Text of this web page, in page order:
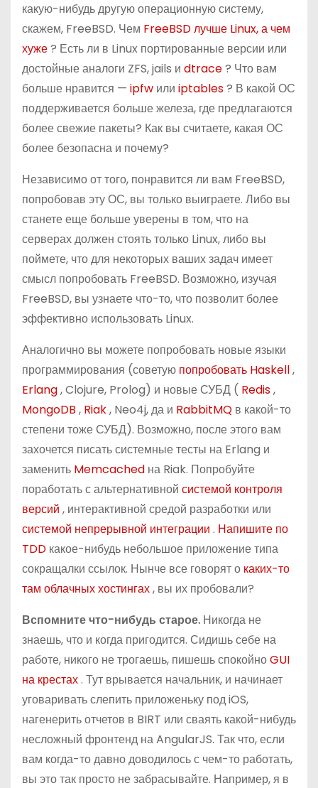
какую-нибудь другую операционную систему,
скажем, FreeBSD. Чем FreeBSD лучше Linux, а чем
хуже? Есть ли в Linux портированные версии или
достойные аналоги ZFS, jails и dtrace? Что вам
больше нравится — ipfw или iptables? В какой ОС
поддерживается больше железа, где предлагаются
более свежие пакеты? Как вы считаете, какая ОС
более безопасна и почему?
Независимо от того, понравится ли вам FreeBSD,
попробовав эту ОС, вы только выиграете. Либо вы
станете еще больше уверены в том, что на
серверах должен стоять только Linux, либо вы
поймете, что для некоторых ваших задач имеет
смысл попробовать FreeBSD. Возможно, изучая
FreeBSD, вы узнаете что-то, что позволит более
эффективно использовать Linux.
Аналогично вы можете попробовать новые языки
программирования (советую попробовать Haskell,
Erlang, Clojure, Prolog) и новые СУБД ( Redis,
MongoDB , Riak, Neo4j, да и RabbitMQ в какой-то
степени тоже СУБД). Возможно, после этого вам
захочется писать системные тесты на Erlang и
заменить Memcached на Riak. Попробуйте
поработать с альтернативной системой контроля
версий , интерактивной средой разработки или
системой непрерывной интеграции . Напишите по
TDD какое-нибудь небольшое приложение типа
сокращалки ссылок. Нынче все говорят о каких-то
там облачных хостингах, вы их пробовали?
Вспомните что-нибудь старое. Никогда не
знаешь, что и когда пригодится. Сидишь себе на
работе, никого не трогаешь, пишешь спокойноGUI
на крестах. Тут врывается начальник, и начинает
уговаривать слепить приложеньку под iOS,
нагенерить отчетов в BIRT или сваять какой-нибудь
несложный фронтенд на AngularJS. Так что, если
вам когда-то давно доводилось с чем-то работать,
вы это так просто не забрасывайте. Например, я в